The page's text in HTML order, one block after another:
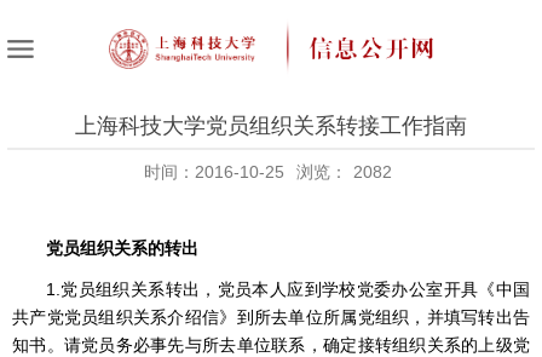
上海科技大学党员组织关系转接工作指南
时间：2016-10-25 浏览： 2082
党员组织关系的转出
1.党员组织关系转出，党员本人应到学校党委办公室开具《中国
共产党党员组织关系介绍信》到所去单位所属党组织，并填写转出告
知书。请党员务必事先与所去单位联系，确定接转组织关系的上级党